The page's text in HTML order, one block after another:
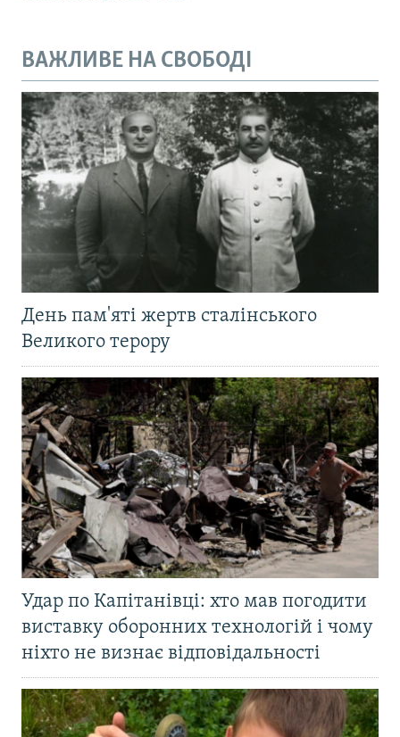
ВАЖЛИВЕ НА СВОБОДІ
День пам'яті жертв сталінського
Великого терору
Удар по Капітанівці: хто мав погодити
виставку оборонних технологій і чому
ніхто не визнає відповідальності